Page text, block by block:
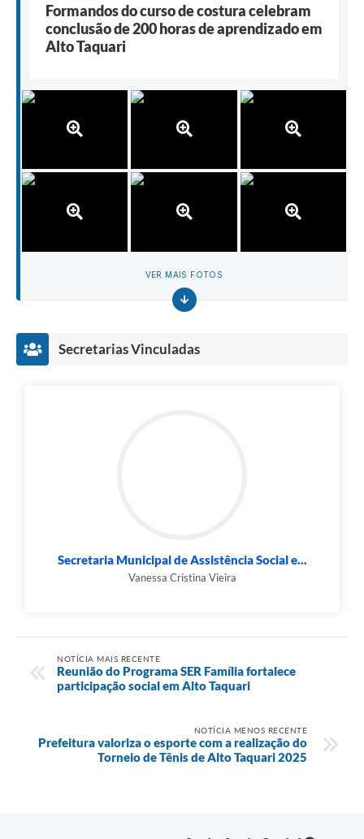
Formandos do curso de costura celebram
conclusão de 200 horas de aprendizado em
Alto Taquari
VER MAIS FOTOS
Secretarias Vinculadas
Secretaria Municipal de Assistência Social e...
Vanessa Cristina Vieira
NOTÍCIA MAIS RECENTE
Reunião do Programa SER Família fortalece
participação social em Alto Taquari
NOTÍCIA MENOS RECENTE
Prefeitura valoriza o esporte com a realização do
Torneio de Tênis de Alto Taquari 2025